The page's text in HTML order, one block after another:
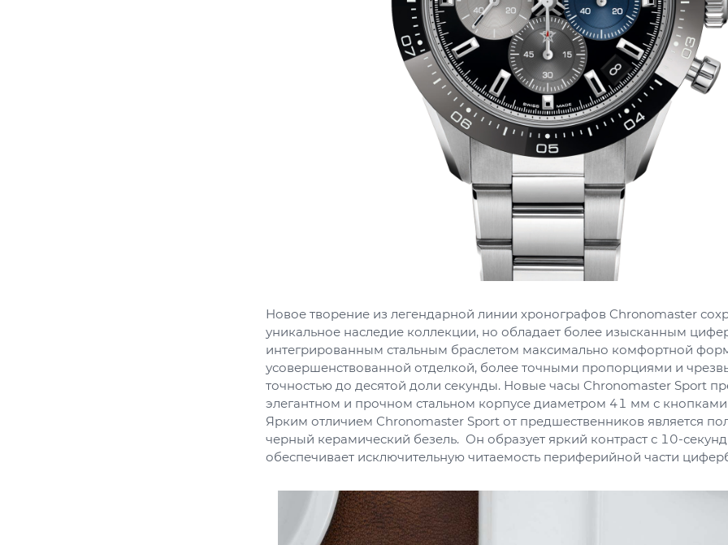
Новое творение из легендарной линии хронографов Chronomaster
уникальное наследие коллекции, но обладает более изысканным
интегрированным стальным браслетом максимально комфортной
усовершенствованной отделкой, более точными пропорциями и
точностью до десятой доли секунды. Новые часы Chronomaster Sport
элегантном и прочном стальном корпусе диаметром 41 мм с кнопками
Ярким отличием Chronomaster Sport от предшественников является
черный керамический безель. Он образует яркий контраст с 10-
обеспечивает исключительную читаемость периферийной части